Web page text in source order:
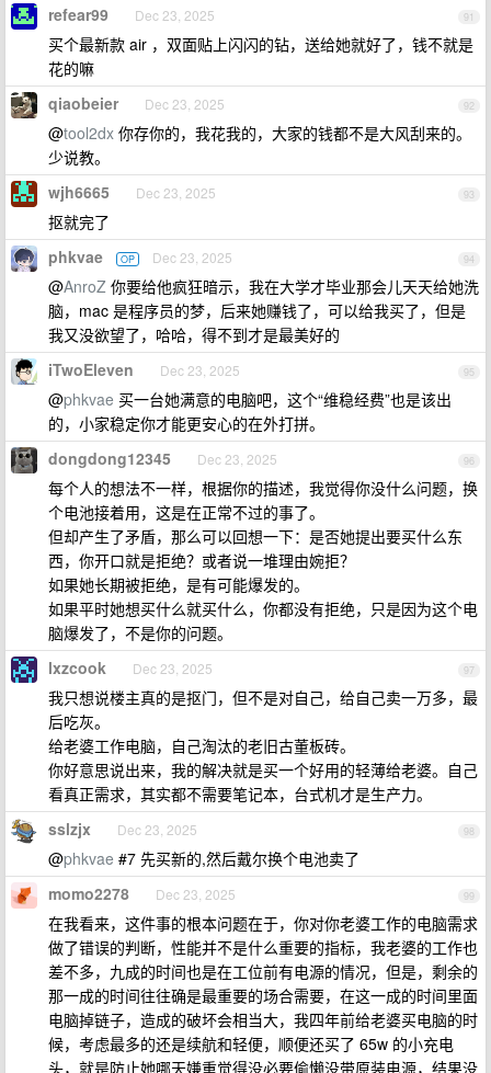
91
refear99 Dec 23, 2025
买个最新款 air ，双面贴上闪闪的钻，送给她就好了，钱不就是
花的嘛
92
qiaobeier Dec 23, 2025
@tool2dx 你存你的，我花我的，大家的钱都不是大风刮来的。
少说教。
93
wjh6665 Dec 23, 2025
抠就完了
94
phkvae OP Dec 23, 2025
@AnroZ 你要给他疯狂暗示，我在大学才毕业那会儿天天给她洗
脑，mac 是程序员的梦，后来她赚钱了，可以给我买了，但是
我又没欲望了，哈哈，得不到才是最美好的
95
iTwoEleven Dec 23, 2025
@phkvae 买一台她满意的电脑吧，这个“维稳经费”也是该出
的，小家稳定你才能更安心的在外打拼。
96
dongdong12345 Dec 23, 2025
每个人的想法不一样，根据你的描述，我觉得你没什么问题，换
个电池接着用，这是在正常不过的事了。
但却产生了矛盾，那么可以回想一下：是否她提出要买什么东
西，你开口就是拒绝？或者说一堆理由婉拒？
如果她长期被拒绝，是有可能爆发的。
如果平时她想买什么就买什么，你都没有拒绝，只是因为这个电
脑爆发了，不是你的问题。
97
lxzcook Dec 23, 2025
我只想说楼主真的是抠门，但不是对自己，给自己卖一万多，最
后吃灰。
给老婆工作电脑，自己淘汰的老旧古董板砖。
你好意思说出来，我的解决就是买一个好用的轻薄给老婆。自己
看真正需求，其实都不需要笔记本，台式机才是生产力。
98
sslzjx Dec 23, 2025
@phkvae #7 先买新的,然后戴尔换个电池卖了
99
momo2278 Dec 23, 2025
在我看来，这件事的根本问题在于，你对你老婆工作的电脑需求
做了错误的判断，性能并不是什么重要的指标，我老婆的工作也
差不多，九成的时间也是在工位前有电源的情况，但是，剩余的
那一成的时间往往确是最重要的场合需要，在这一成的时间里面
电脑掉链子，造成的破坏会相当大，我四年前给老婆买电脑的时
候，考虑最多的还是续航和轻便，顺便还买了 65w 的小充电
头，就是防止她哪天嫌重觉得没必要偷懒没带原装电源，结果没